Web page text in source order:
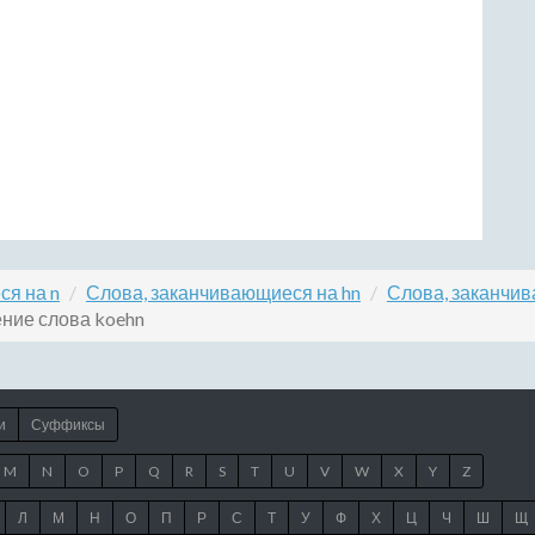
на n Слова, заканчивающиеся на hn
Слова,
слова koehn
Суффиксы
M N O P Q R S T U V W X Y Z
Л М Н О П Р С Т У Ф Х Ц Ч Ш Щ